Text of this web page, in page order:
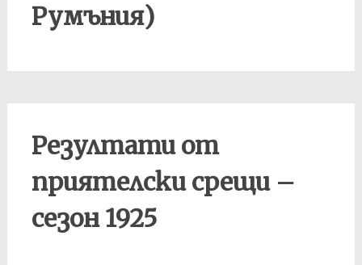
Румъния)
Резултати от
приятелски срещи –
сезон 1925